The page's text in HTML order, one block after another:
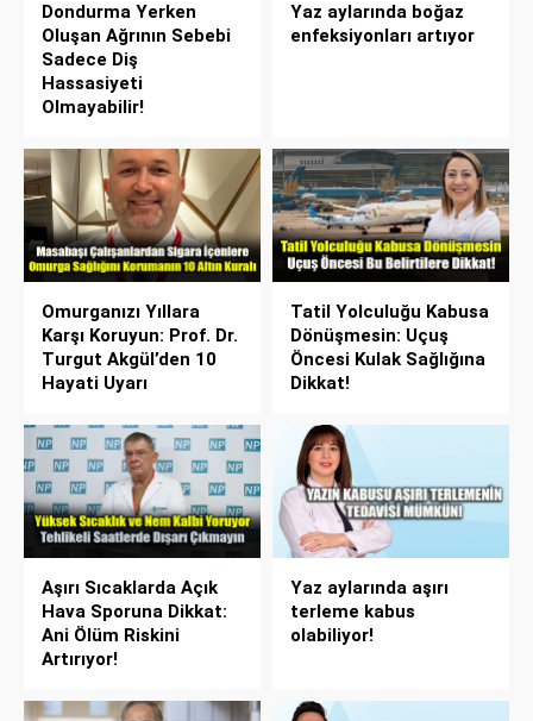
Dondurma Yerken
Oluşan Ağrının Sebebi
Sadece Diş
Hassasiyeti
Olmayabilir!
Yaz aylarında boğaz
enfeksiyonları artıyor
Omurganızı Yıllara
Karşı Koruyun: Prof. Dr.
Turgut Akgül’den 10
Hayati Uyarı
Tatil Yolculuğu Kabusa
Dönüşmesin: Uçuş
Öncesi Kulak Sağlığına
Dikkat!
Aşırı Sıcaklarda Açık
Hava Sporuna Dikkat:
Ani Ölüm Riskini
Artırıyor!
Yaz aylarında aşırı
terleme kabus
olabiliyor!